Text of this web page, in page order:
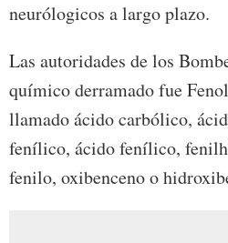
neurólogicos a largo plazo.
Las autoridades de los
químico derramado fue
llamado ácido carbólico,
fenílico, ácido fenílico,
fenilo, oxibenceno o